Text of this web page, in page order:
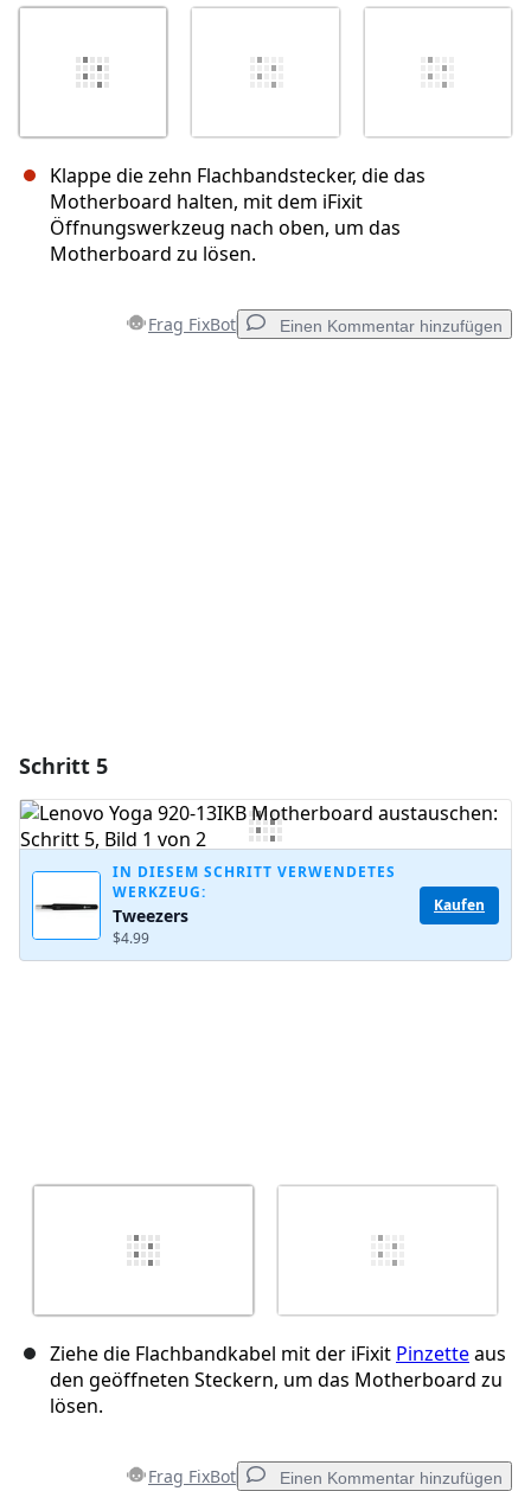
Klappe die zehn Flachbandstecker, die das
Motherboard halten, mit dem iFixit
Öffnungswerkzeug nach oben, um das
Motherboard zu lösen.
Frag FixBot Einen Kommentar hinzufügen
Schritt 5
IN DIESEM SCHRITT VERWENDETES
WERKZEUG:
Tweezers
$4.99
Kaufen
Ziehe die Flachbandkabel mit der iFixit Pinzetteaus
den geöffneten Steckern, um das Motherboard zu
lösen.
Frag FixBot Einen Kommentar hinzufügen